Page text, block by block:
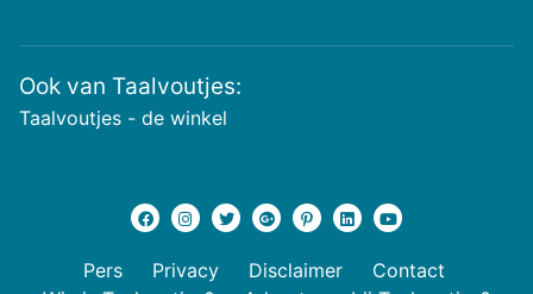
Ook van Taalvoutjes:
Taalvoutjes - de winkel
Pers Privacy Disclaimer
Contact